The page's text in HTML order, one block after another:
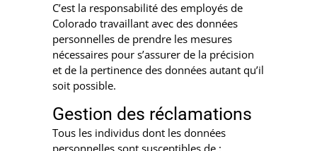
C’est la responsabilité des employés de
Colorado travaillant avec des données
personnelles de prendre les mesures
nécessaires pour s’assurer de la précision
et de la pertinence des données autant qu’il
soit possible.
Gestion des réclamations
Tous les individus dont les données
personnelles sont susceptibles de :